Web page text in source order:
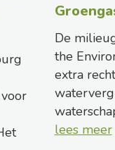
De
the
extra
lees meer